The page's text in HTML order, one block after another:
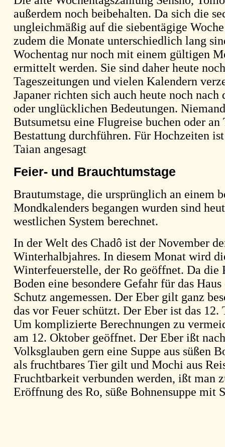
außerdem noch beibehalten. Da sich die
ungleichmäßig auf die siebentägige
zudem die Monate unterschiedlich lang
Wochentag nur noch mit einem gültigen
ermittelt werden. Sie sind daher heute
Tageszeitungen und vielen Kalendern
Japaner richten sich auch heute noch
oder unglücklichen Bedeutungen.
Butsumetsu eine Flugreise buchen oder
Bestattung durchführen. Für Hochzeiten
Taian angesagt
Feier- und Brauchtumstage
Brautumstage, die ursprünglich an einem
Mondkalenders begangen wurden sind
westlichen System berechnet.
In der Welt des Chadô ist der November
Winterhalbjahres. In diesem Monat wird
Winterfeuerstelle, der Ro geöffnet. Da die
Boden eine besondere Gefahr für das
Schutz angemessen. Der Eber gilt ganz
das vor Feuer schützt. Der Eber ist das
Um komplizierte Berechnungen zu
am 12. Oktober geöffnet. Der Eber ißt
Volksglauben gern eine Suppe aus süßen
als fruchtbares Tier gilt und Mochi aus
Fruchtbarkeit verbunden werden, ißt man
Eröffnung des Ro, süße Bohnensuppe mit